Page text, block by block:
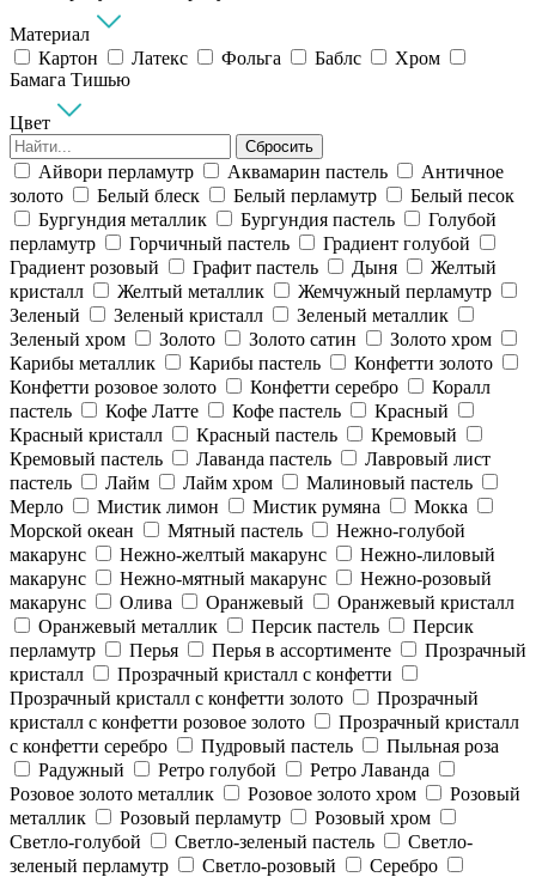
Материал
Картон
Латекс Фольга Баблс
Хром
Бамага Тишью
Цвет
Сбросить
Айвори перламутр Аквамарин пастель
Античное
золото
Белый блеск Белый перламутр
Белый песок
Бургундия металлик
Бургундия пастель
Голубой
перламутр
Горчичный пастель
Градиент голубой
Градиент розовый
Графит пастель Дыня
Желтый
кристалл
Желтый металлик
Жемчужный перламутр
Зеленый
Зеленый кристалл
Зеленый металлик
Зеленый хром
Золото Золото сатин
Золото хром
Карибы металлик
Карибы пастель
Конфетти золото
Конфетти розовое золото
Конфетти серебро
Коралл
пастель
Кофе Латте Кофе пастель
Красный
Красный кристалл
Красный пастель
Кремовый
Кремовый пастель
Лаванда пастель
Лавровый лист
пастель
Лайм Лайм хром
Малиновый пастель
Мерло
Мистик лимон Мистик румяна
Мокка
Морской океан
Мятный пастель
Нежно-голубой
макарунс
Нежно-желтый макарунс
Нежно-лиловый
макарунс
Нежно-мятный макарунс
Нежно-розовый
макарунс
Олива Оранжевый
Оранжевый кристалл
Оранжевый металлик
Персик пастель
Персик
перламутр
Перья Перья в ассортименте
Прозрачный
кристалл
Прозрачный кристалл с конфетти
Прозрачный кристалл с конфетти золото
Прозрачный
кристалл с конфетти розовое золото
Прозрачный кристалл
с конфетти серебро
Пудровый пастель
Пыльная роза
Радужный
Ретро голубой
Ретро Лаванда
Розовое золото металлик
Розовое золото хром
Розовый
металлик
Розовый перламутр
Розовый хром
Светло-голубой
Светло-зеленый пастель
Светло-
зеленый перламутр
Светло-розовый
Серебро